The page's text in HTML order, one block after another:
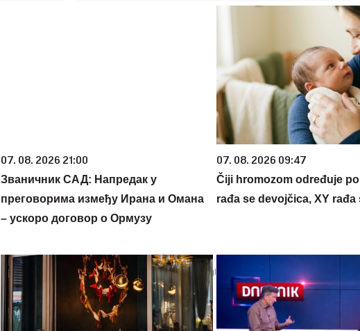
07. 08. 2026 21:00
Званичник САД: Напредак у
преговорима између Ирана и Омана
– ускоро договор о Ормузу
07. 08. 2026 09:47
Čiji hromozom određuje
rađa se devojčica, XY rađa